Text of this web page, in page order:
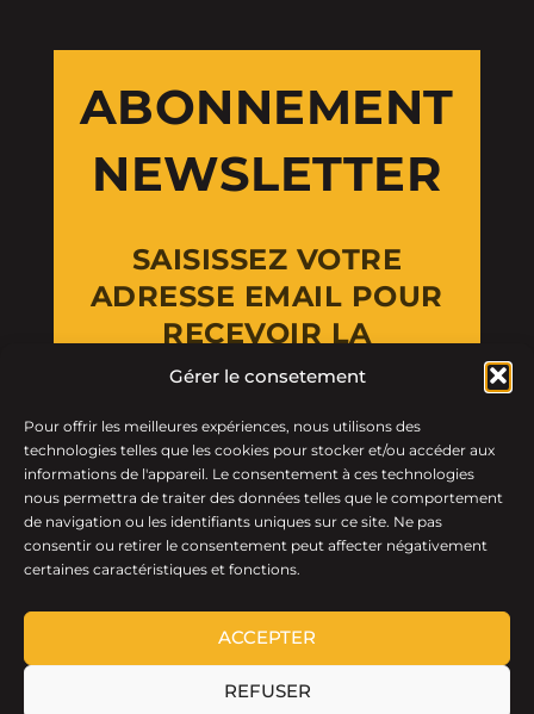
Gérer le consetement
Pour offrir les meilleures expériences, nous utilisons des
technologies telles que les cookies pour stocker et/ou accéder aux
informations de l'appareil. Le consentement à ces technologies
nous permettra de traiter des données telles que le comportement
de navigation ou les identifiants uniques sur ce site. Ne pas
consentir ou retirer le consentement peut affecter négativement
certaines caractéristiques et fonctions.
ACCEPTER
REFUSER
ABONNEMENT
NEWSLETTER
SAISISSEZ VOTRE
ADRESSE EMAIL POUR
RECEVOIR LA
NEWSLETTER
Email Address